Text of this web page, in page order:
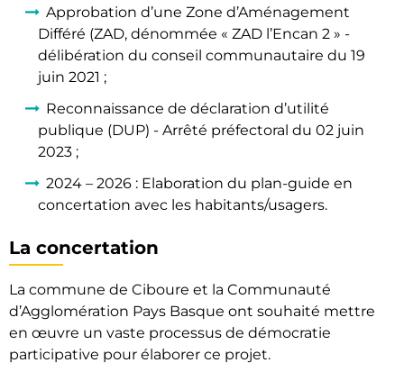
Approbation d’une Zone d’Aménagement
Différé (ZAD, dénommée « ZAD l’Encan 2 » -
délibération du conseil communautaire du 19
juin 2021 ;
Reconnaissance de déclaration d’utilité
publique (DUP) - Arrêté préfectoral du 02 juin
2023 ;
2024 – 2026 : Elaboration du plan-guide en
concertation avec les habitants/usagers.
La concertation
La commune de Ciboure et la Communauté
d’Agglomération Pays Basque ont souhaité mettre
en œuvre un vaste processus de démocratie
participative pour élaborer ce projet.